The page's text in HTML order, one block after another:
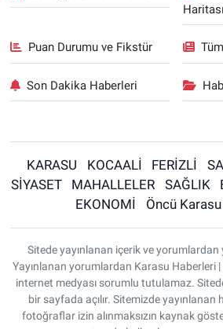
Haritası
Puan Durumu ve Fikstür
Son Dakika Haberleri
KARASU KOCAALİ FERİZLİ
SİYASET
MAHALLELER SAĞLIK
EKONOMİ
Öncü
Sitede yayınlanan içerik ve yorumlardan
Yayınlanan yorumlardan Karasu Haberleri
internet medyası sorumlu tutulamaz.
bir sayfada açılır. Sitemizde yayınlanan
fotoğraflar izin alınmaksızın kaynak